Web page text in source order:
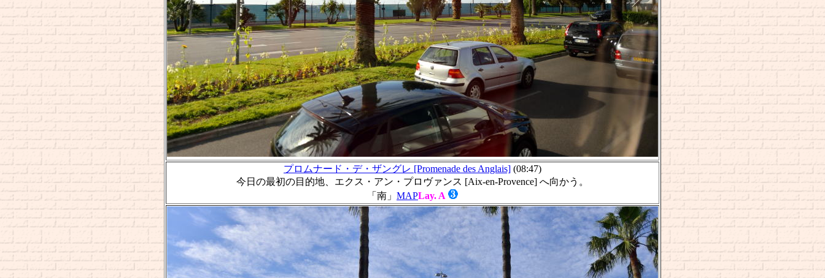
プロムナード・デ・ザングレ [Promenade des Anglais] (08:47)
今日の最初の目的地、エクス・アン・プロヴァンス [Aix-en-Provence] へ向かう。
「南」 MAPLay. A